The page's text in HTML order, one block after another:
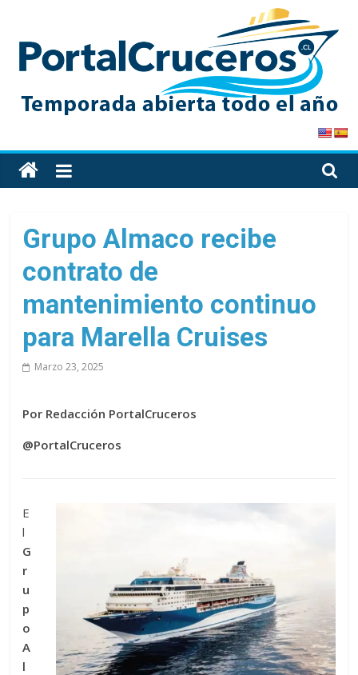
content
PortalCruceros
Toda
la
cruceros
en
solo
Grupo Almaco recibe
contrato de
mantenimiento continuo
para Marella Cruises
Marzo 23, 2025
Por Redacción PortalCruceros
@PortalCruceros
E
l
G
r
u
p
o
A
l